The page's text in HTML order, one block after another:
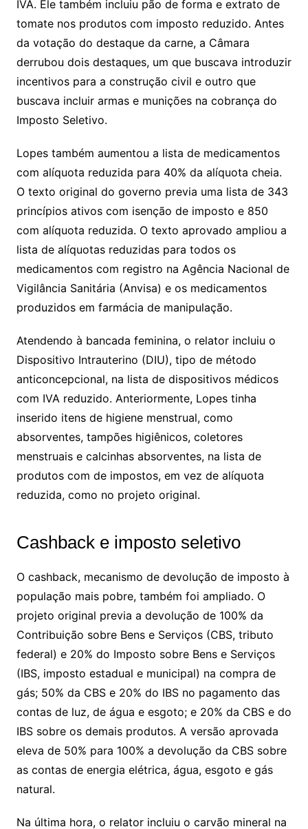
IVA. Ele também incluiu pão de forma e extrato de
tomate nos produtos com imposto reduzido. Antes
da votação do destaque da carne, a Câmara
derrubou dois destaques, um que buscava introduzir
incentivos para a construção civil e outro que
buscava incluir armas e munições na cobrança do
Imposto Seletivo.
Lopes também aumentou a lista de medicamentos
com alíquota reduzida para 40% da alíquota cheia.
O texto original do governo previa uma lista de 343
princípios ativos com isenção de imposto e 850
com alíquota reduzida. O texto aprovado ampliou a
lista de alíquotas reduzidas para todos os
medicamentos com registro na Agência Nacional de
Vigilância Sanitária (Anvisa) e os medicamentos
produzidos em farmácia de manipulação.
Atendendo à bancada feminina, o relator incluiu o
Dispositivo Intrauterino (DIU), tipo de método
anticoncepcional, na lista de dispositivos médicos
com IVA reduzido. Anteriormente, Lopes tinha
inserido itens de higiene menstrual, como
absorventes, tampões higiênicos, coletores
menstruais e calcinhas absorventes, na lista de
produtos com de impostos, em vez de alíquota
reduzida, como no projeto original.
Cashback e imposto seletivo
O cashback, mecanismo de devolução de imposto à
população mais pobre, também foi ampliado. O
projeto original previa a devolução de 100% da
Contribuição sobre Bens e Serviços (CBS, tributo
federal) e 20% do Imposto sobre Bens e Serviços
(IBS, imposto estadual e municipal) na compra de
gás; 50% da CBS e 20% do IBS no pagamento das
contas de luz, de água e esgoto; e 20% da CBS e do
IBS sobre os demais produtos. A versão aprovada
eleva de 50% para 100% a devolução da CBS sobre
as contas de energia elétrica, água, esgoto e gás
natural.
Na última hora, o relator incluiu o carvão mineral na